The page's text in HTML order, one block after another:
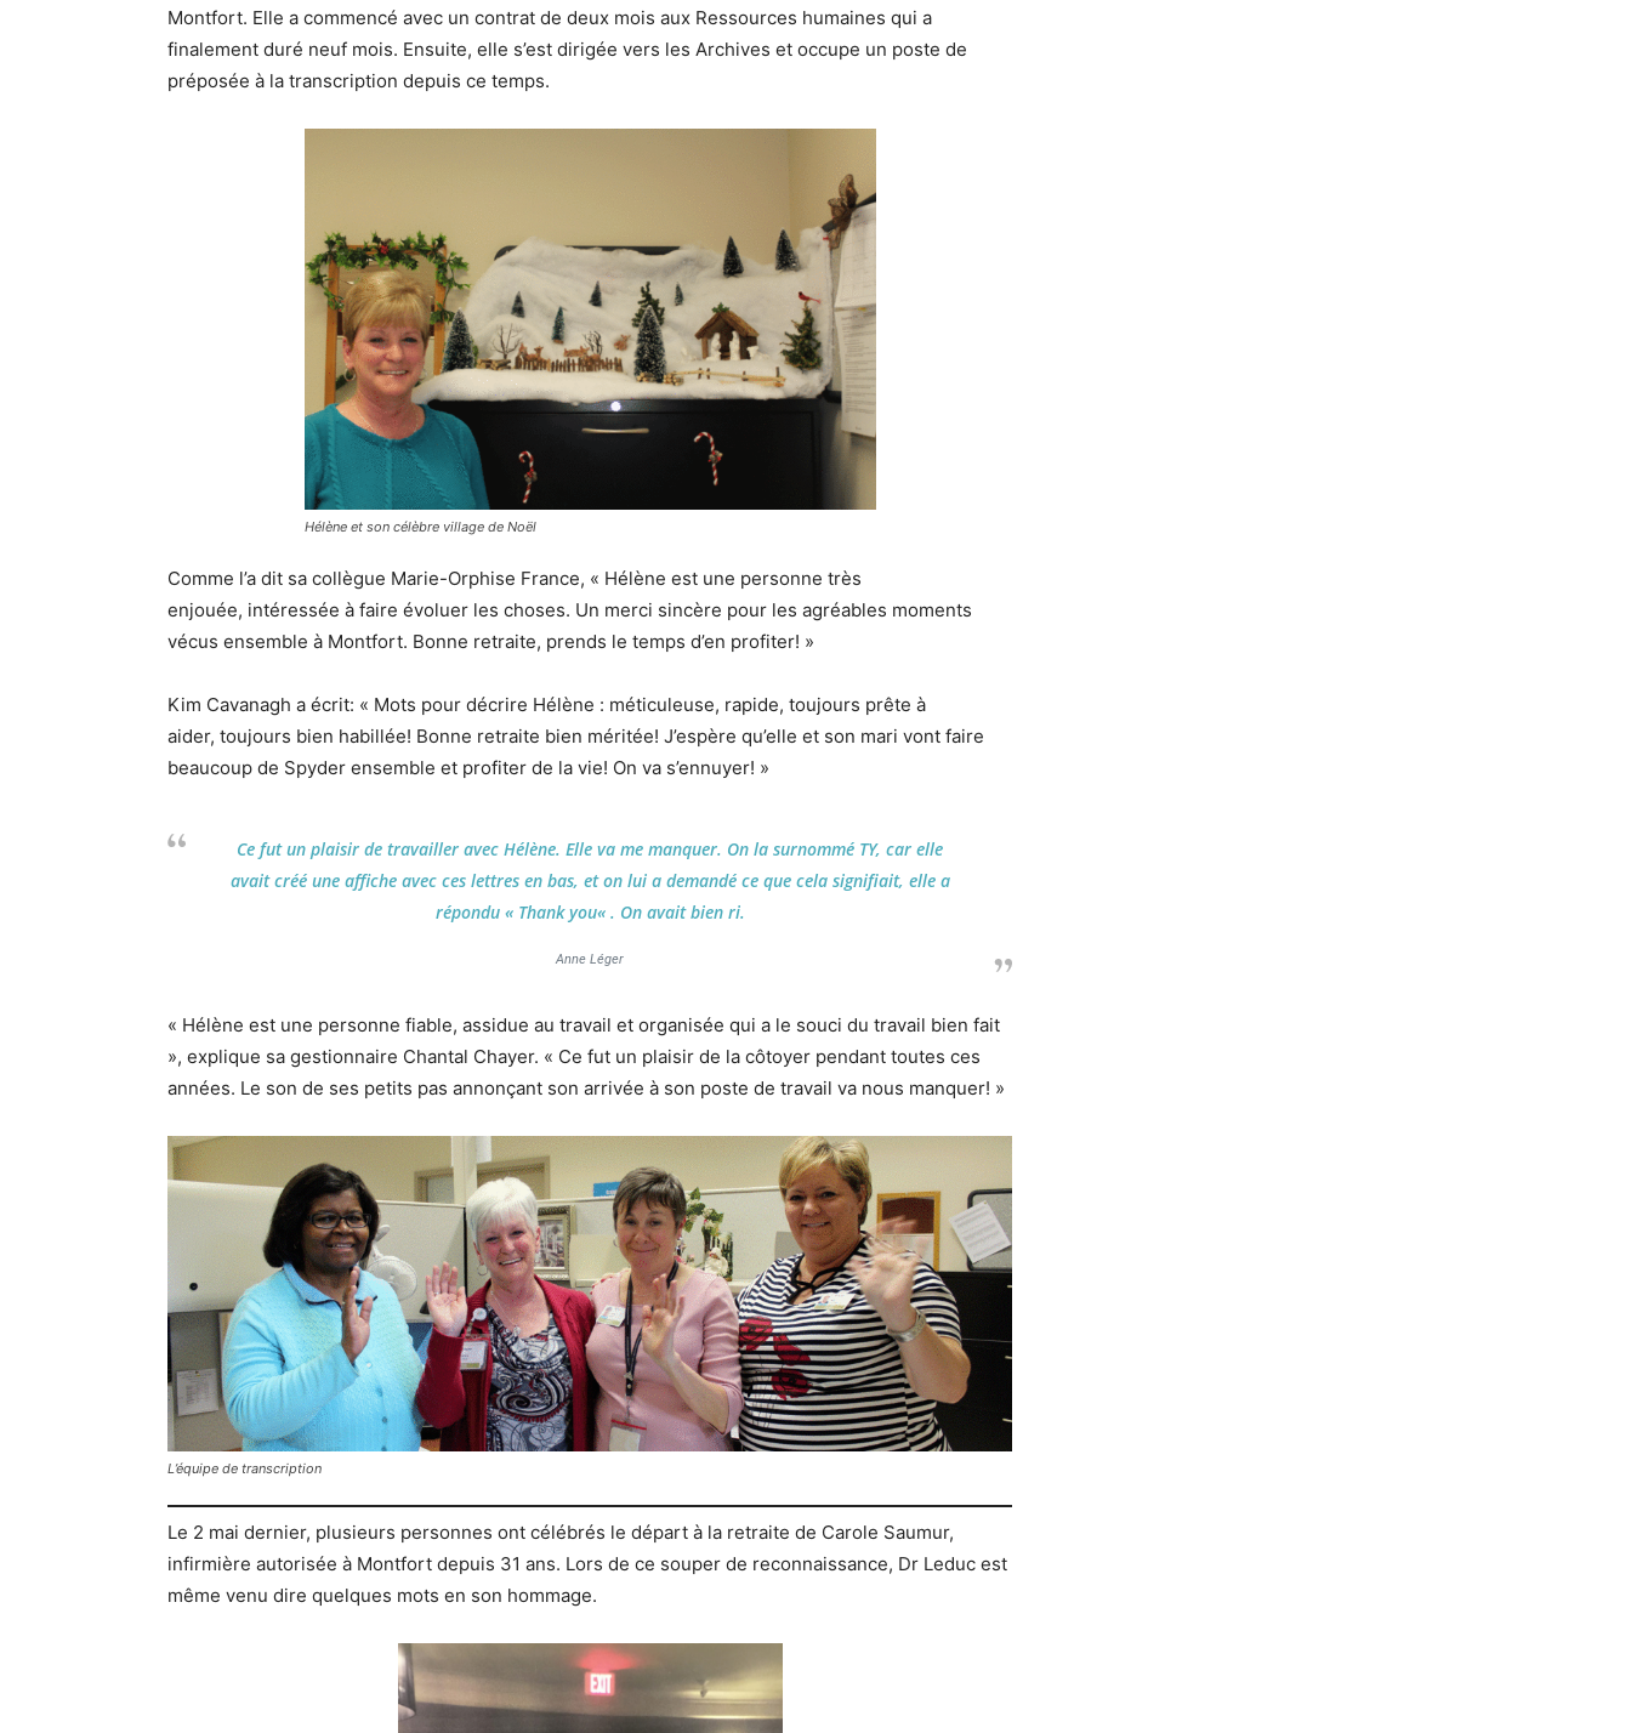
Montfort. Elle a commencé avec un contrat de deux mois aux Ressources humaines qui a
finalement duré neuf mois. Ensuite, elle s’est dirigée vers les Archives et occupe un poste de
préposée à la transcription depuis ce temps.
Hélène et son célèbre village de Noël
Comme l’a dit sa collègue Marie-Orphise France, « Hélène est une personne très
enjouée, intéressée à faire évoluer les choses. Un merci sincère pour les agréables moments
vécus ensemble à Montfort. Bonne retraite, prends le temps d’en profiter! »
Kim Cavanagh a écrit: « Mots pour décrire Hélène : méticuleuse, rapide, toujours prête à
aider, toujours bien habillée! Bonne retraite bien méritée! J’espère qu’elle et son mari vont faire
beaucoup de Spyder ensemble et profiter de la vie! On va s’ennuyer! »
Ce fut un plaisir de travailler avec Hélène. Elle va me manquer. On la surnommé TY, car elle
avait créé une affiche avec ces lettres en bas, et on lui a demandé ce que cela signifiait, elle a
répondu « Thank you« . On avait bien ri.
Anne Léger
« Hélène est une personne fiable, assidue au travail et organisée qui a le souci du travail bien fait
», explique sa gestionnaire Chantal Chayer. « Ce fut un plaisir de la côtoyer pendant toutes ces
années. Le son de ses petits pas annonçant son arrivée à son poste de travail va nous manquer! »
L’équipe de transcription
Le 2 mai dernier, plusieurs personnes ont célébrés le départ à la retraite de Carole Saumur,
infirmière autorisée à Montfort depuis 31 ans. Lors de ce souper de reconnaissance, Dr Leduc est
même venu dire quelques mots en son hommage.